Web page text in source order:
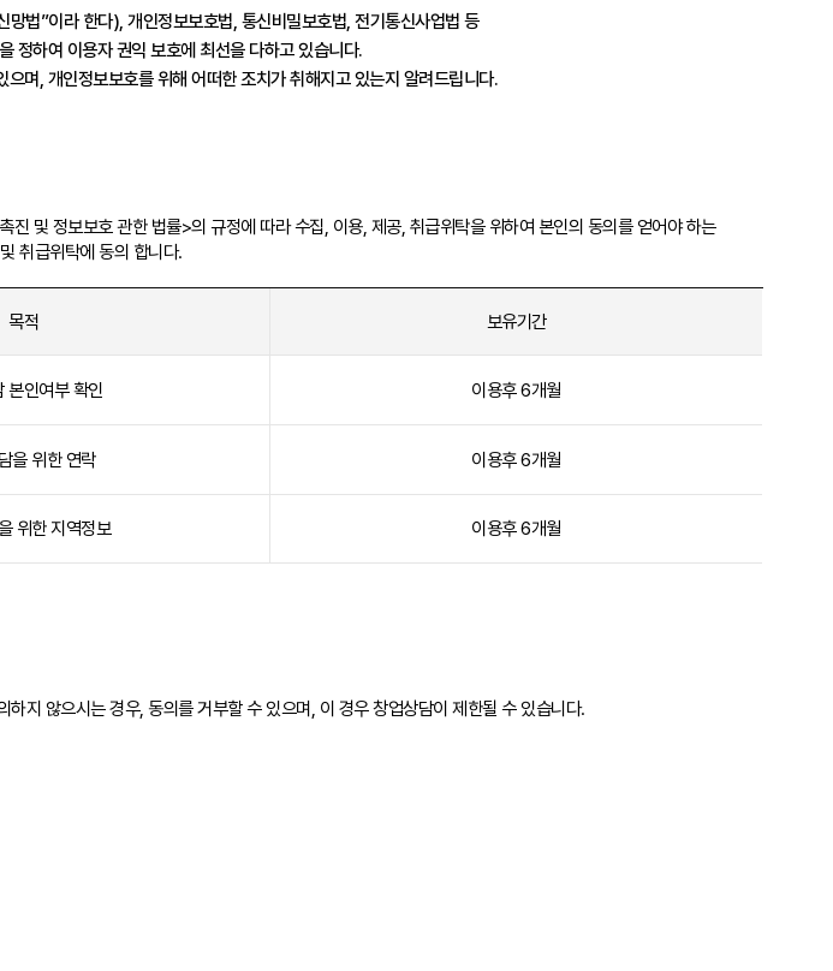
법”이라 한다), 개인정보보호법, 통신비밀보호법, 전기통신사업법 등
정하여 이용자 권익 보호에 최선을 다하고 있습니다.
며, 개인정보보호를 위해 어떠한 조치가 취해지고 있는지 알려드립니다.
및 정보보호 관한 법률>의 규정에 따라 수집, 이용, 제공, 취급위탁을 위하여 본인의 동의를 얻어야 하는
취급위탁에 동의 합니다.
목적 보유기간
본인여부 확인 이용후 6개월
을 위한 연락 이용후 6개월
위한 지역정보 이용후 6개월
지 않으시는 경우, 동의를 거부할 수 있으며, 이 경우 창업상담이 제한될 수 있습니다.